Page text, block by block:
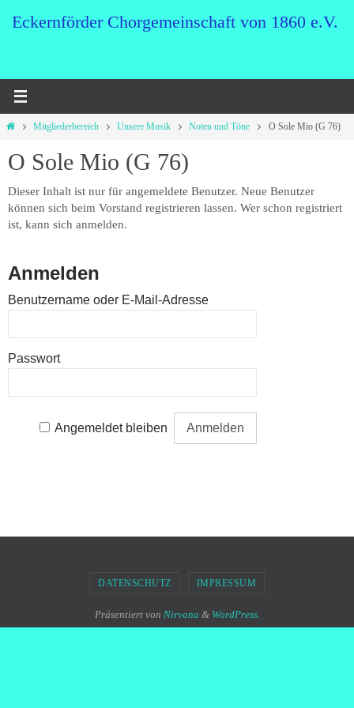
InhaltEckernförder Chorgemeinschaft von 1860 e.V.
StartMitgliederbereich Unsere Musik Noten und Töne O Sole Mio (G 76)
O Sole Mio (G 76)
Dieser Inhalt ist nur für angemeldete Benutzer. Neue Benutzer
können sich beim Vorstand registrieren lassen. Wer schon registriert
ist, kann sich anmelden.
Anmelden
Benutzername oder E-Mail-Adresse
Passwort
Angemeldet bleiben
DATENSCHUTZ IMPRESSUM
Präsentiert von Nirvana & WordPress.